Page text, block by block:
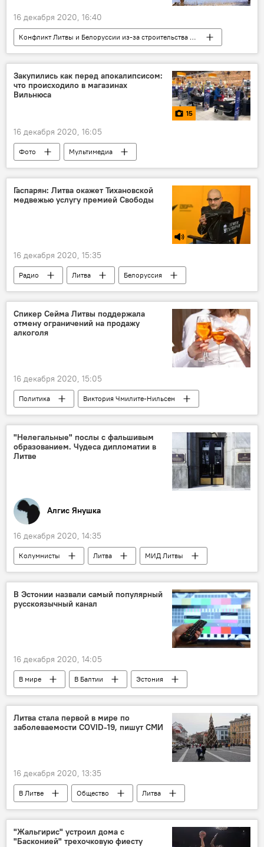
16 декабря 2020, 16:40
Конфликт Литвы и Белоруссии из-за строительства АЭС
В Литве
Политика
Энергетика. LIVE
Литва
Белоруссия
БелАЭС
Закупились как перед апокалипсисом:
что происходило в магазинах
Вильнюса
15
16 декабря 2020, 16:05
Фото
Мультимедиа
Вспышка нового коронавируса в разных странах
коронавирус
Гаспарян: Литва окажет Тихановской
медвежью услугу премией Свободы
16 декабря 2020, 15:35
Радио Литва
Белоруссия
Светлана Тихановская
премия Свободы
Спикер Сейма Литвы поддержала
отмену ограничений на продажу
алкоголя
16 декабря 2020, 15:05
Политика
Виктория Чмилите-Нильсен
алкоголь
Сейм Литвы
"Нелегальные" послы с фальшивым
образованием. Чудеса дипломатии в
Литве
Алгис Янушка
16 декабря 2020, 14:35
Колумнисты Литва МИД Литвы
В Эстонии назвали самый популярный
русскоязычный канал
16 декабря 2020, 14:05
В мире В Балтии
Эстония
телеканалы
телевидение
телевещание
РТР Планета
Литва стала первой в мире по
заболеваемости COVID-19, пишут СМИ
16 декабря 2020, 13:35
В Литве Общество
Литва
коронавирус
Вспышка нового коронавируса в разных странах
"Жальгирис" устроил дома с
"Басконией" трехочковую фиесту